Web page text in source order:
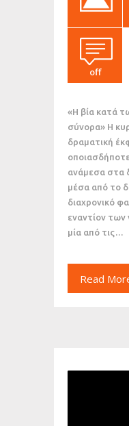
off
«Η βία κατά
σύνορα» Η
δραματική
ανάμεσα στα
μέσα από το
διαχρονικό
εναντίον των
μία από τις…
Read